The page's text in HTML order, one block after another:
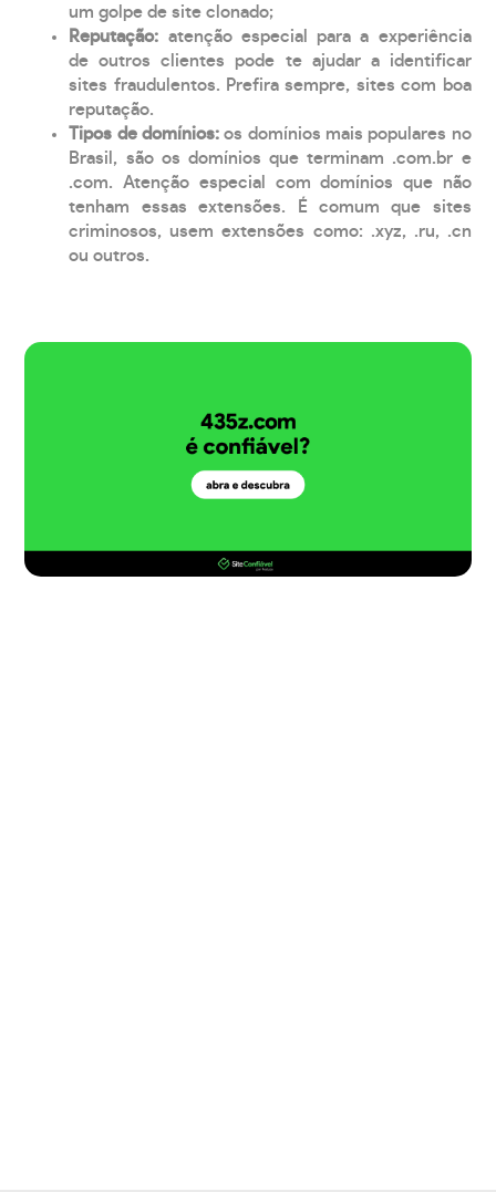
um golpe de site clonado;
Reputação: atenção especial para a experiência
de outros clientes pode te ajudar a identificar
sites fraudulentos. Prefira sempre, sites com boa
reputação.
Tipos de domínios:os domínios mais populares no
Brasil, são os domínios que terminam .com.br e
.com. Atenção especial com domínios que não
tenham essas extensões. É comum que sites
criminosos, usem extensões como: .xyz, .ru, .cn
ou outros.